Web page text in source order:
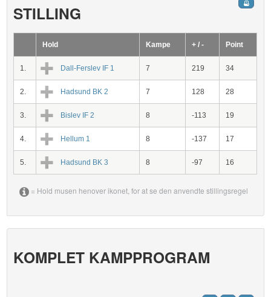
STILLING
Hold Kampe + / - Point
1. Dall-Ferslev IF 1 7 219 34
2. Hadsund BK 2 7 128 28
3. Bislev IF 2 8 -113 19
4. Hellum 1 8 -137 17
5. Hadsund BK 3 8 -97 16
= Hold musen henover ikonet, for at se den anvendte stillingsregel
KOMPLET KAMPPROGRAM